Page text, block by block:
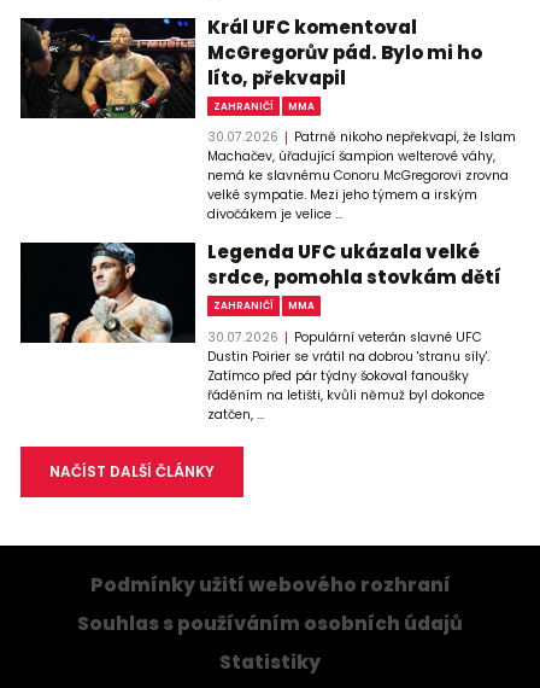
Král UFC komentoval
McGregorův pád. Bylo mi ho
líto, překvapil
ZAHRANIČÍ MMA
30.07.2026
Patrně nikoho nepřekvapí, že Islam
Machačev, úřadující šampion welterové váhy,
nemá ke slavnému Conoru McGregorovi zrovna
velké sympatie. Mezi jeho týmem a irským
divočákem je velice ...
Legenda UFC ukázala velké
srdce, pomohla stovkám dětí
ZAHRANIČÍ MMA
30.07.2026
Populární veterán slavné UFC
Dustin Poirier se vrátil na dobrou 'stranu síly'.
Zatímco před pár týdny šokoval fanoušky
řáděním na letišti, kvůli němuž byl dokonce
zatčen, ...
NAČÍST DALŠÍ ČLÁNKY
Podmínky užití webového rozhraní
Souhlas s používáním osobních údajů
Statistiky